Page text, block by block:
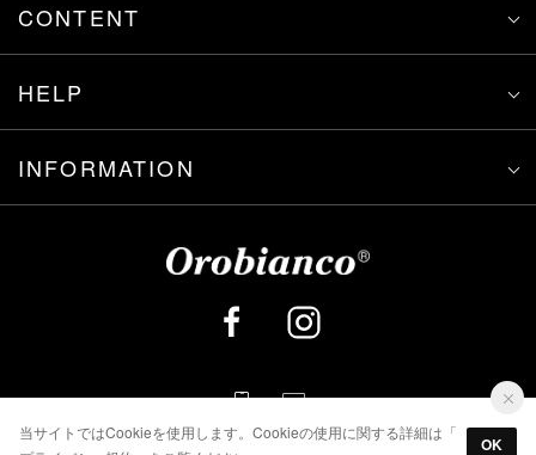
CONTENT
HELP
INFORMATION
当サイトではCookieを使用します。Cookieの使用に関する詳細は「
OK